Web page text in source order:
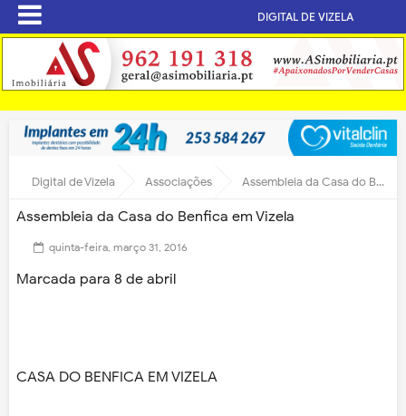
DIGITAL DE VIZELA
Digital de Vizela Associações Assembleia da Casa do Benfica em Vizela
Assembleia da Casa do Benfica em Vizela
quinta-feira, março 31, 2016
Marcada para 8 de abril
CASA DO BENFICA EM VIZELA